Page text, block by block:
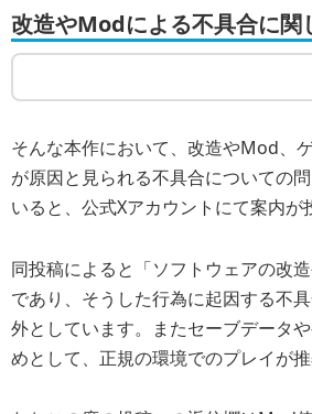
改造やModによる不具合に関
そんな本作において、改造やMod、
が原因と見られる不具合についての
いると、公式Xアカウントにて案内が
同投稿によると「ソフトウェアの改
であり、そうした行為に起因する不
外としています。またセーブデータ
めとして、正規の環境でのプレイが推